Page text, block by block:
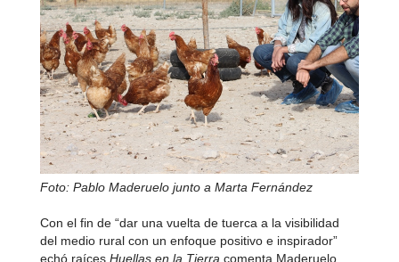
Foto: Pablo Maderuelo junto a Marta Fernández
Con el fin de “dar una vuelta de tuerca a la visibilidad
del medio rural con un enfoque positivo e inspirador”
echó raíces Huellas en la Tierra comenta Maderuelo,